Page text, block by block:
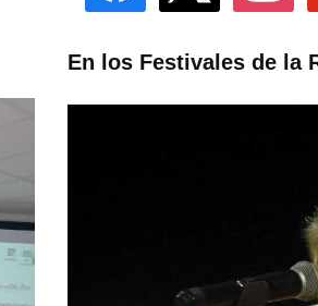
En los Festivales de la